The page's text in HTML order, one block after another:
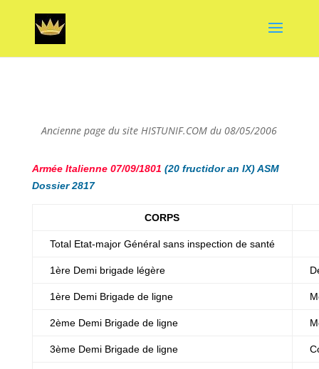
Ancienne page du site HISTUNIF.COM du 08/05/2006
Armée Italienne 07/09/1801 (20 fructidor an IX) ASM
Dossier 2817
CORPS
Total Etat-major Général sans inspection de santé
1ère Demi brigade légère
1ère Demi Brigade de ligne
2ème Demi Brigade de ligne
3ème Demi Brigade de ligne